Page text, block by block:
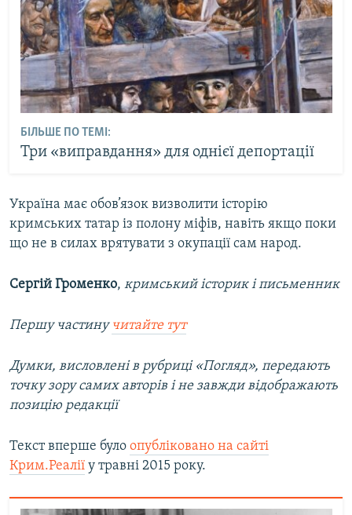
БІЛЬШЕ ПО ТЕМІ:
Три «виправдання» для однієї депортації
Україна має обов’язок визволити історію
кримських татар із полону міфів, навіть якщо поки
що не в силах врятувати з окупації сам народ.
Сергій Громенко, кримський історик і письменник
Першу частину читайте тут
Думки, висловлені в рубриці «Погляд», передають
точку зору самих авторів і не завжди відображають
позицію редакції
Текст вперше було опубліковано на сайті
Крим.Реалії у травні 2015 року.